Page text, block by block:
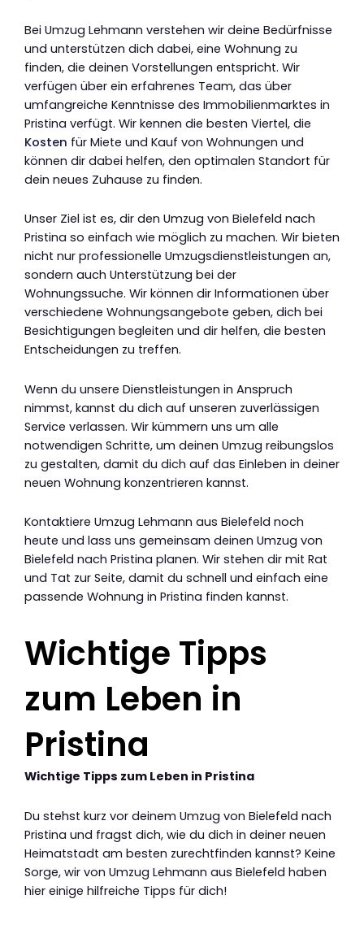
Bei Umzug Lehmann verstehen wir deine Bedürfnisse
und unterstützen dich dabei, eine Wohnung zu
finden, die deinen Vorstellungen entspricht. Wir
verfügen über ein erfahrenes Team, das über
umfangreiche Kenntnisse des Immobilienmarktes in
Pristina verfügt. Wir kennen die besten Viertel, die
Kosten für Miete und Kauf von Wohnungen und
können dir dabei helfen, den optimalen Standort für
dein neues Zuhause zu finden.
Unser Ziel ist es, dir den Umzug von Bielefeld nach
Pristina so einfach wie möglich zu machen. Wir bieten
nicht nur professionelle Umzugsdienstleistungen an,
sondern auch Unterstützung bei der
Wohnungssuche. Wir können dir Informationen über
verschiedene Wohnungsangebote geben, dich bei
Besichtigungen begleiten und dir helfen, die besten
Entscheidungen zu treffen.
Wenn du unsere Dienstleistungen in Anspruch
nimmst, kannst du dich auf unseren zuverlässigen
Service verlassen. Wir kümmern uns um alle
notwendigen Schritte, um deinen Umzug reibungslos
zu gestalten, damit du dich auf das Einleben in deiner
neuen Wohnung konzentrieren kannst.
Kontaktiere Umzug Lehmann aus Bielefeld noch
heute und lass uns gemeinsam deinen Umzug von
Bielefeld nach Pristina planen. Wir stehen dir mit Rat
und Tat zur Seite, damit du schnell und einfach eine
passende Wohnung in Pristina finden kannst.
Wichtige Tipps
zum Leben in
Pristina
Wichtige Tipps zum Leben in Pristina
Du stehst kurz vor deinem Umzug von Bielefeld nach
Pristina und fragst dich, wie du dich in deiner neuen
Heimatstadt am besten zurechtfinden kannst? Keine
Sorge, wir von Umzug Lehmann aus Bielefeld haben
hier einige hilfreiche Tipps für dich!